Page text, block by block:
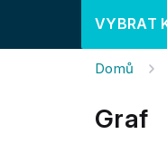
VYBRAT
Domů
Graf